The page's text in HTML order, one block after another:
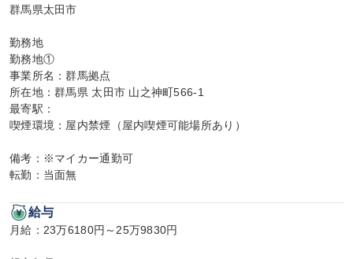
群馬県太田市
勤務地
勤務地①
事業所名：群馬拠点
所在地：群馬県 太田市 山之神町566-1
最寄駅：
喫煙環境：屋内禁煙（屋内喫煙可能場所あり）
備考：※マイカー通勤可
転勤：当面無
給与
月給：23万6180円～25万9830円